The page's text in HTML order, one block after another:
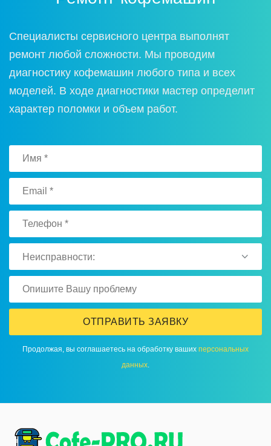
Специалисты сервисного центра выполнят
ремонт любой сложности. Мы проводим
диагностику кофемашин любого типа и всех
моделей. В ходе диагностики мастер определит
характер поломки и объем работ.
Неисправности:
ОТПРАВИТЬ ЗАЯВКУ
Продолжая, вы соглашаетесь на обработку ваших персональных
данных.